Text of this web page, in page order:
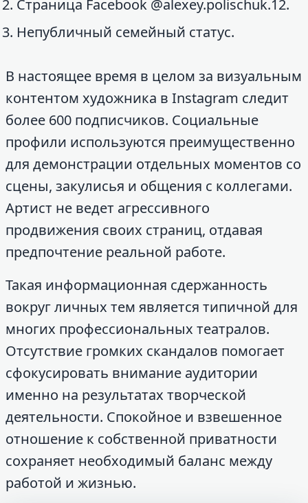
Страница Facebook @alexey.polischuk.12.
Непубличный семейный статус.
В настоящее время в целом за визуальным
контентом художника в Instagram следит
более 600 подписчиков. Социальные
профили используются преимущественно
для демонстрации отдельных моментов со
сцены, закулисья и общения с коллегами.
Артист не ведет агрессивного
продвижения своих страниц, отдавая
предпочтение реальной работе.
Такая информационная сдержанность
вокруг личных тем является типичной для
многих профессиональных театралов.
Отсутствие громких скандалов помогает
сфокусировать внимание аудитории
именно на результатах творческой
деятельности. Спокойное и взвешенное
отношение к собственной приватности
сохраняет необходимый баланс между
работой и жизнью.